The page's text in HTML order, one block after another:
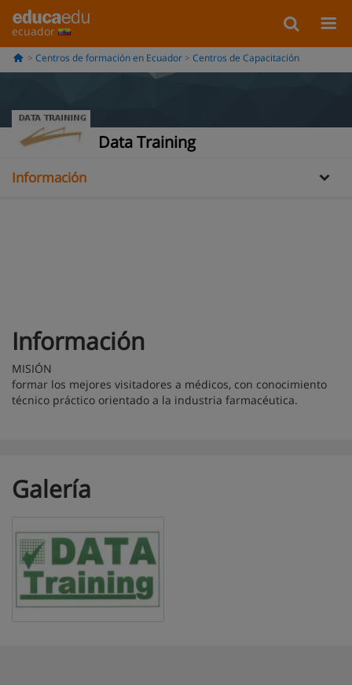
ecuador
Centros de formación en Ecuador Centros de Capacitación
Data Training
Información
Información
MISIÓN
formar los mejores visitadores a médicos, con conocimiento
técnico práctico orientado a la industria farmacéutica.
Galería